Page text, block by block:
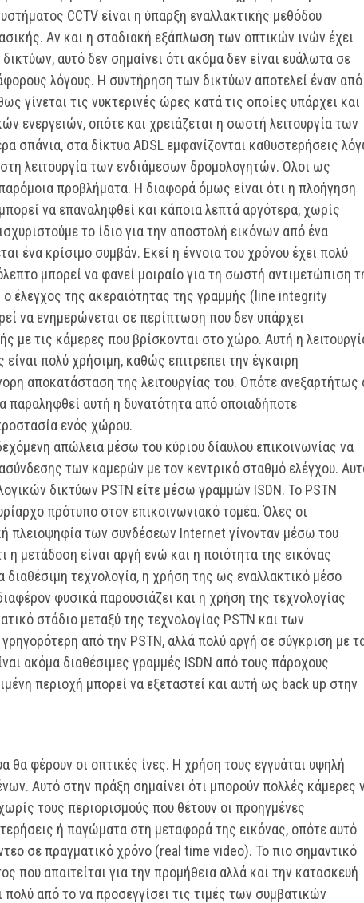
CCTV είναι η ύπαρξη εναλλακτικής μεθόδου
Αν και η σταδιακή εξάπλωση των οπτικών ινών έχει
αυτό δεν σημαίνει ότι ακόμα δεν είναι ευάλωτα σε
λόγους. Η συντήρηση των δικτύων αποτελεί έναν από
γίνεται τις νυκτερινές ώρες κατά τις οποίες υπάρχει και
ενεργειών, οπότε και χρειάζεται η σωστή λειτουργία των
σπάνια, στα δίκτυα ADSL εμφανίζονται καθυστερήσεις
λειτουργία των ενδιάμεσων δρομολογητών. Όλοι ως
προβλήματα. Η διαφορά όμως είναι ότι η πλοήγηση
να επαναληφθεί και κάποια λεπτά αργότερα, χωρίς
το ίδιο για την αποστολή εικόνων από ένα
ένα κρίσιμο συμβάν. Εκεί η έννοια του χρόνου έχει πολύ
μπορεί να φανεί μοιραίο για τη σωστή αντιμετώπιση
ο έλεγχος της ακεραιότητας της γραμμής (line integrity
να ενημερώνεται σε περίπτωση που δεν υπάρχει
με τις κάμερες που βρίσκονται στο χώρο. Αυτή η
πολύ χρήσιμη, καθώς επιτρέπει την έγκαιρη
αποκατάσταση της λειτουργίας του. Οπότε ανεξαρτήτως
παραληφθεί αυτή η δυνατότητα από οποιαδήποτε
ενός χώρου.
απώλεια μέσω του κύριου δίαυλου επικοινωνίας να
των καμερών με τον κεντρικό σταθμό ελέγχου.
δικτύων PSTN είτε μέσω γραμμών ISDN. Το PSTN
πρότυπο στον επικοινωνιακό τομέα. Όλες οι
πλειοψηφία των συνδέσεων Internet γίνονταν μέσω του
η μετάδοση είναι αργή ενώ και η ποιότητα της εικόνας
διαθέσιμη τεχνολογία, η χρήση της ως εναλλακτικό μέσο
φυσικά παρουσιάζει και η χρήση της τεχνολογίας
στάδιο μεταξύ της τεχνολογίας PSTN και των
από την PSTN, αλλά πολύ αργή σε σύγκριση με
ακόμα διαθέσιμες γραμμές ISDN από τους πάροχους
περιοχή μπορεί να εξεταστεί και αυτή ως back up στην
θα φέρουν οι οπτικές ίνες. Η χρήση τους εγγυάται υψηλή
Αυτό στην πράξη σημαίνει ότι μπορούν πολλές κάμερες
τους περιορισμούς που θέτουν οι προηγμένες
ή παγώματα στη μεταφορά της εικόνας, οπότε αυτό
σε πραγματικό χρόνο (real time video). Το πιο σημαντικό
που απαιτείται για την προμήθεια αλλά και την κατασκευή
από το να προσεγγίσει τις τιμές των συμβατικών